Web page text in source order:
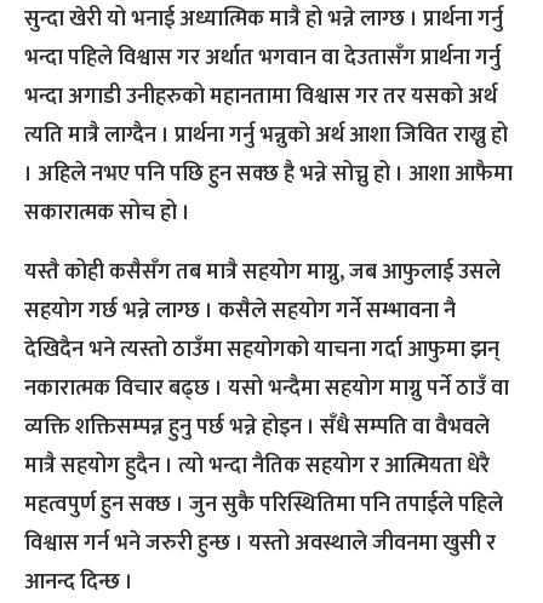
सुन्दा खेरी यो भनाई अध्यात्मिक मात्रै हो भन्ने लाग्छ । प्रार्थना गर्नु
भन्दा पहिले विश्वास गर अर्थात भगवान वा देउतासँग प्रार्थना गर्नु
भन्दा अगाडी उनीहरुको महानतामा विश्वास गर तर यसको अर्थ
त्यति मात्रै लाग्दैन । प्रार्थना गर्नु भन्नुको अर्थ आशा जिवित राख्नु हो
। अहिले नभए पनि पछि हुन सक्छ है भन्ने सोच्नु हो । आशा आफैमा
सकारात्मक सोच हो ।
यस्तै कोही कसैसँग तब मात्रै सहयोग माग्नु, जब आफुलाई उसले
सहयोग गर्छ भन्ने लाग्छ । कसैले सहयोग गर्ने सम्भावना नै
देखिदैन भने त्यस्तो ठाउँमा सहयोगको याचना गर्दा आफुमा झन्
नकारात्मक विचार बढ्छ । यसो भन्दैमा सहयोग माग्नु पर्ने ठाउँ वा
व्यक्ति शक्तिसम्पन्न हुनु पर्छ भन्ने होइन । सँधै सम्पति वा वैभवले
मात्रै सहयोग हुदैन । त्यो भन्दा नैतिक सहयोग र आत्मियता धेरै
महत्वपुर्ण हुन सक्छ । जुन सुकै परिस्थितिमा पनि तपाईले पहिले
विश्वास गर्न भने जरुरी हुन्छ । यस्तो अवस्थाले जीवनमा खुसी र
आनन्द दिन्छ ।